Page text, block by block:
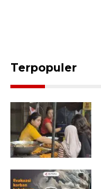
Terpopuler